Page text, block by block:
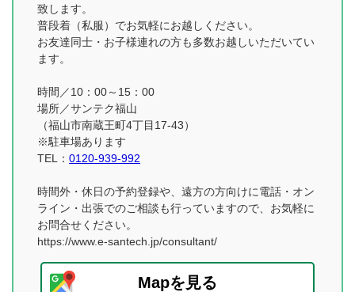
致します。
普段着（私服）でお気軽にお越しください。
お友達同士・お子様連れの方も多数お越しいただいてい
ます。
時間／10：00～15：00
場所／サンテク福山
（福山市南蔵王町4丁目17-43）
※駐車場あります
TEL： 0120-939-992
時間外・休日の予約登録や、遠方の方向けに電話・オン
ライン・出張でのご相談も行っていますので、お気軽に
お問合せください。
https://www.e-santech.jp/consultant/
Mapを見る